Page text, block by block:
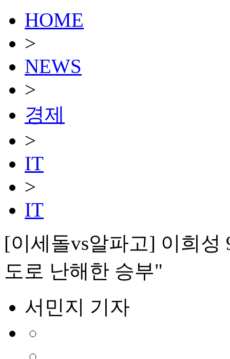
HOME
>
NEWS
>
경제
>
IT
>
IT
[이세돌vs알파고] 이희성
도로 난해한 승부"
서민지 기자